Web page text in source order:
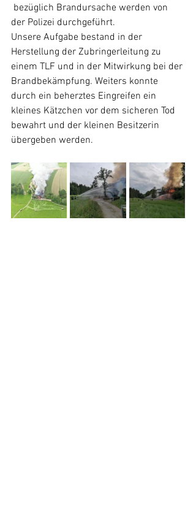
bezüglich Brandursache werden von
der Polizei durchgeführt.
Unsere Aufgabe bestand in der
Herstellung der Zubringerleitung zu
einem TLF und in der Mitwirkung bei der
Brandbekämpfung. Weiters konnte
durch ein beherztes Eingreifen ein
kleines Kätzchen vor dem sicheren Tod
bewahrt und der kleinen Besitzerin
übergeben werden.